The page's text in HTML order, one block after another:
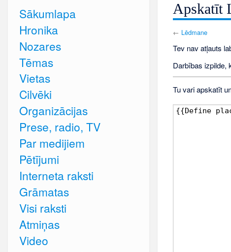
Apskatīt
← Lēdmane
Tev nav atļauts
Darbības izpilde,
Tu vari apskatīt
Sākumlapa
Hronika
Nozares
Tēmas
Vietas
Cilvēki
Organizācijas
Prese, radio, TV
Par medijiem
Pētījumi
Interneta raksti
Grāmatas
Visi raksti
Atmiņas
Video